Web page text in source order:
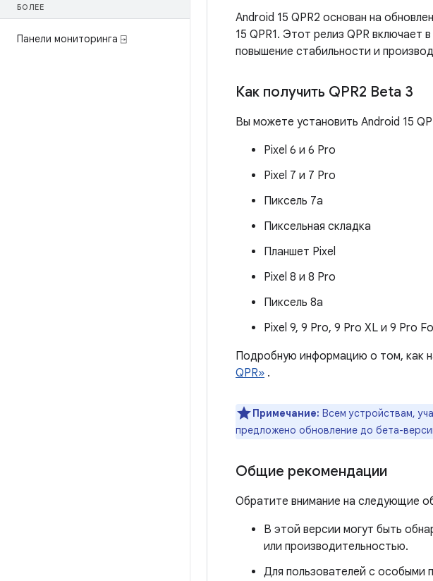
БОЛЕЕ
Панели мониторинга ⍈
Android 15 QPR2 основан на
15 QPR1. Этот релиз QPR включает
повышение стабильности и
Как получить QPR2 Beta 3
Вы можете установить Android 15
Pixel 6 и 6 Pro
Pixel 7 и 7 Pro
Пиксель 7а
Пиксельная складка
Планшет Pixel
Pixel 8 и 8 Pro
Пиксель 8а
Pixel 9, 9 Pro, 9 Pro XL и 9 Pro
Подробную информацию о том, как
QPR» .
Примечание: Всем устройствам,
предложено обновление до бета-
Общие рекомендации
Обратите внимание на следующие
В этой версии могут быть
или производительностью.
Для пользователей с особыми